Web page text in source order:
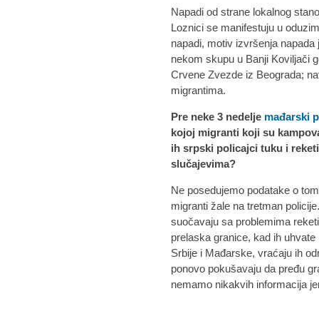
Napadi od strane lokalnog
Loznici se manifestuju u
napadi, motiv izvršenja
nekom skupu u Banji Koviljači
Crvene Zvezde iz Beograda;
migrantima.
Pre neke 3 nedelje mađarski
kojoj migranti koji su
ih srpski policajci tuku i
slučajevima?
Ne posedujemo podatake o
migranti žale na tretman
suočavaju sa problemima
prelaska granice, kad ih
Srbije i Mađarske, vraćaju ih
ponovo pokušavaju da pređu
nemamo nikakvih informacija